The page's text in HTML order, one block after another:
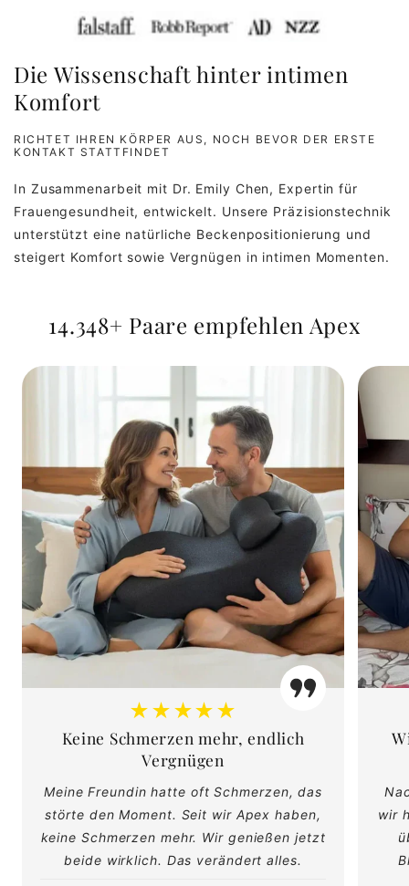
Die Wissenschaft hinter intimen
Komfort
RICHTET IHREN KÖRPER AUS, NOCH BEVOR DER ERSTE
KONTAKT STATTFINDET
In Zusammenarbeit mit Dr. Emily Chen, Expertin für
Frauengesundheit, entwickelt. Unsere Präzisionstechnik
unterstützt eine natürliche Beckenpositionierung und
steigert Komfort sowie Vergnügen in intimen Momenten.
14.348+ Paare empfehlen Apex
★★★★★
Keine Schmerzen mehr, endlich
Vergnügen
Meine Freundin hatte oft Schmerzen, das
störte den Moment. Seit wir Apex haben,
keine Schmerzen mehr. Wir genießen jetzt
beide wirklich. Das verändert alles.
wir